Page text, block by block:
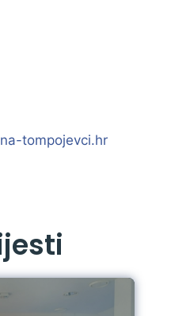
tompojevci.hr